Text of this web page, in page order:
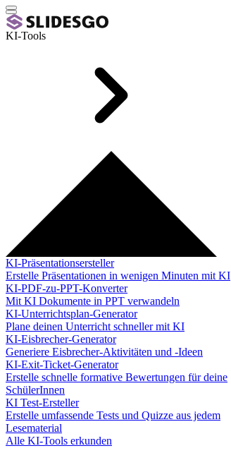
KI-Tools
KI-Präsentationsersteller
Erstelle Präsentationen in wenigen Minuten mit KI
KI-PDF-zu-PPT-Konverter
Mit KI Dokumente in PPT verwandeln
KI-Unterrichtsplan-Generator
Plane deinen Unterricht schneller mit KI
KI-Eisbrecher-Generator
Generiere Eisbrecher-Aktivitäten und -Ideen
KI-Exit-Ticket-Generator
Erstelle schnelle formative Bewertungen für deine
SchülerInnen
KI Test-Ersteller
Erstelle umfassende Tests und Quizze aus jedem
Lesematerial
Alle KI-Tools erkunden